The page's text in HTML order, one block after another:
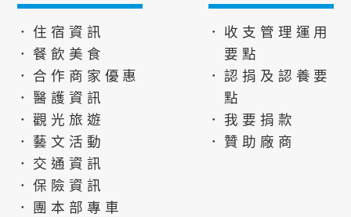
．住宿資訊
．餐飲美食
．合作商家優惠
．醫護資訊
．觀光旅遊
．藝文活動
．交通資訊
．保險資訊
．團本部專車
．收支管理運用
要點
．認捐及認養要
點
．我要捐款
．贊助廠商